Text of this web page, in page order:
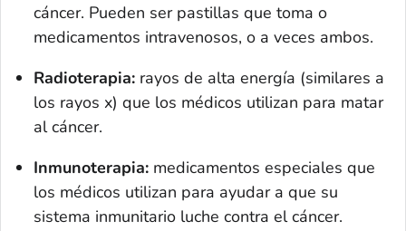
cáncer. Pueden ser pastillas que toma o
medicamentos intravenosos, o a veces ambos.
Radioterapia: rayos de alta energía (similares a
los rayos x) que los médicos utilizan para matar
al cáncer.
Inmunoterapia: medicamentos especiales que
los médicos utilizan para ayudar a que su
sistema inmunitario luche contra el cáncer.